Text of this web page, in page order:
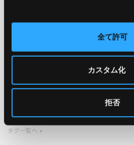
全て許可
カスタム化
拒否
TAG
#AWS re:Invent 2019
#○○してみた
#自動化 #エンジニ
タグ一覧へ